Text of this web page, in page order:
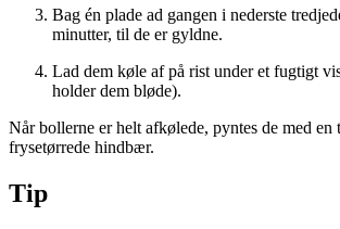
Bag én plade ad gangen i nederste
minutter, til de er gyldne.
Lad dem køle af på rist under et fugtigt
holder dem bløde).
Når bollerne er helt afkølede, pyntes de med en
frysetørrede hindbær.
Tip